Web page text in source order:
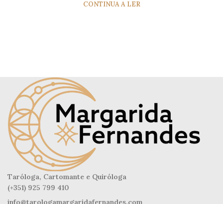
CONTINUA A LER
Taróloga, Cartomante e Quiróloga
(+351) 925 799 410
info@tarologamargaridafernandes.com